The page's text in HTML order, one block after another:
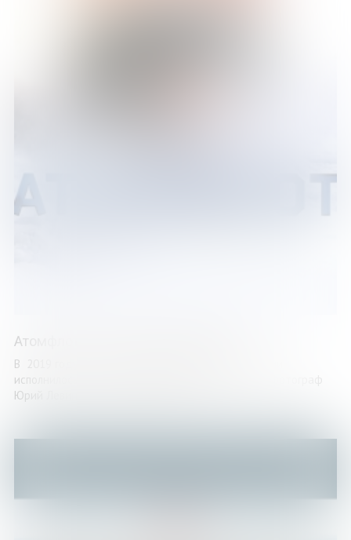
Атомфлот. История в фотографиях
В 2019 году атомному ледокольному флоту России
исполнилось 60 лет. Авторы проекта – издатель, фотограф
Юрий Левин и фотокорреспондент Лев ...